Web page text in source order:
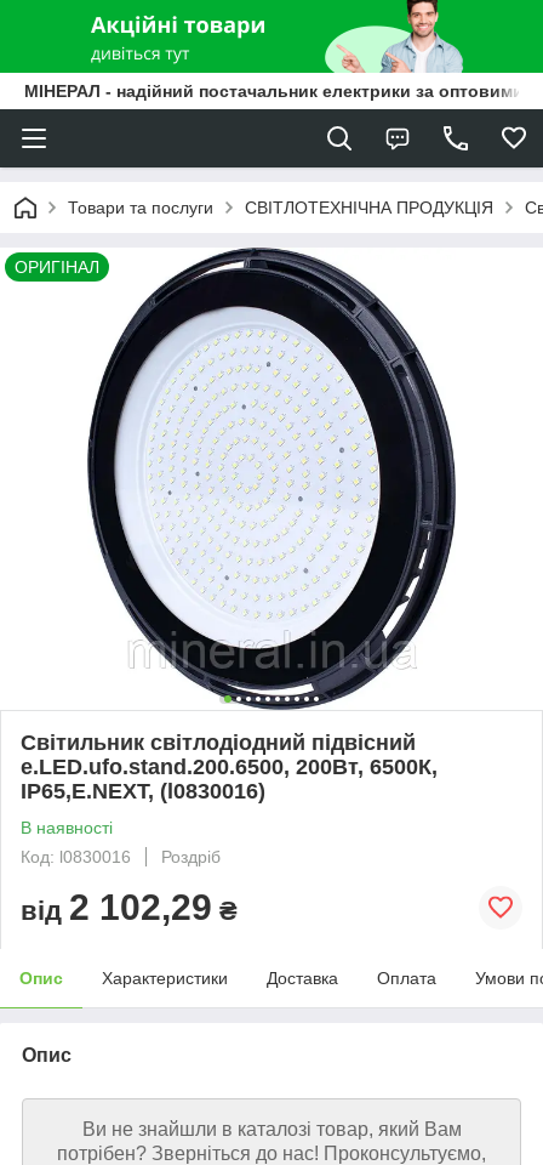
МІНЕРАЛ - надійний постачальник електрики за оптовими
Товари та послуги СВІТЛОТЕХНІЧНА ПРОДУКЦІЯ
ОРИГІНАЛ
Світильник світлодіодний підвісний
e.LED.ufo.stand.200.6500, 200Вт, 6500К,
IP65,E.NEXT, (l0830016)
В наявності
Код: l0830016
Роздріб
від 2 102,29 ₴
Опис Характеристики Доставка Оплата Умови
Опис
Ви не знайшли в каталозі товар, який Вам
потрібен? Зверніться до нас! Проконсультуємо,